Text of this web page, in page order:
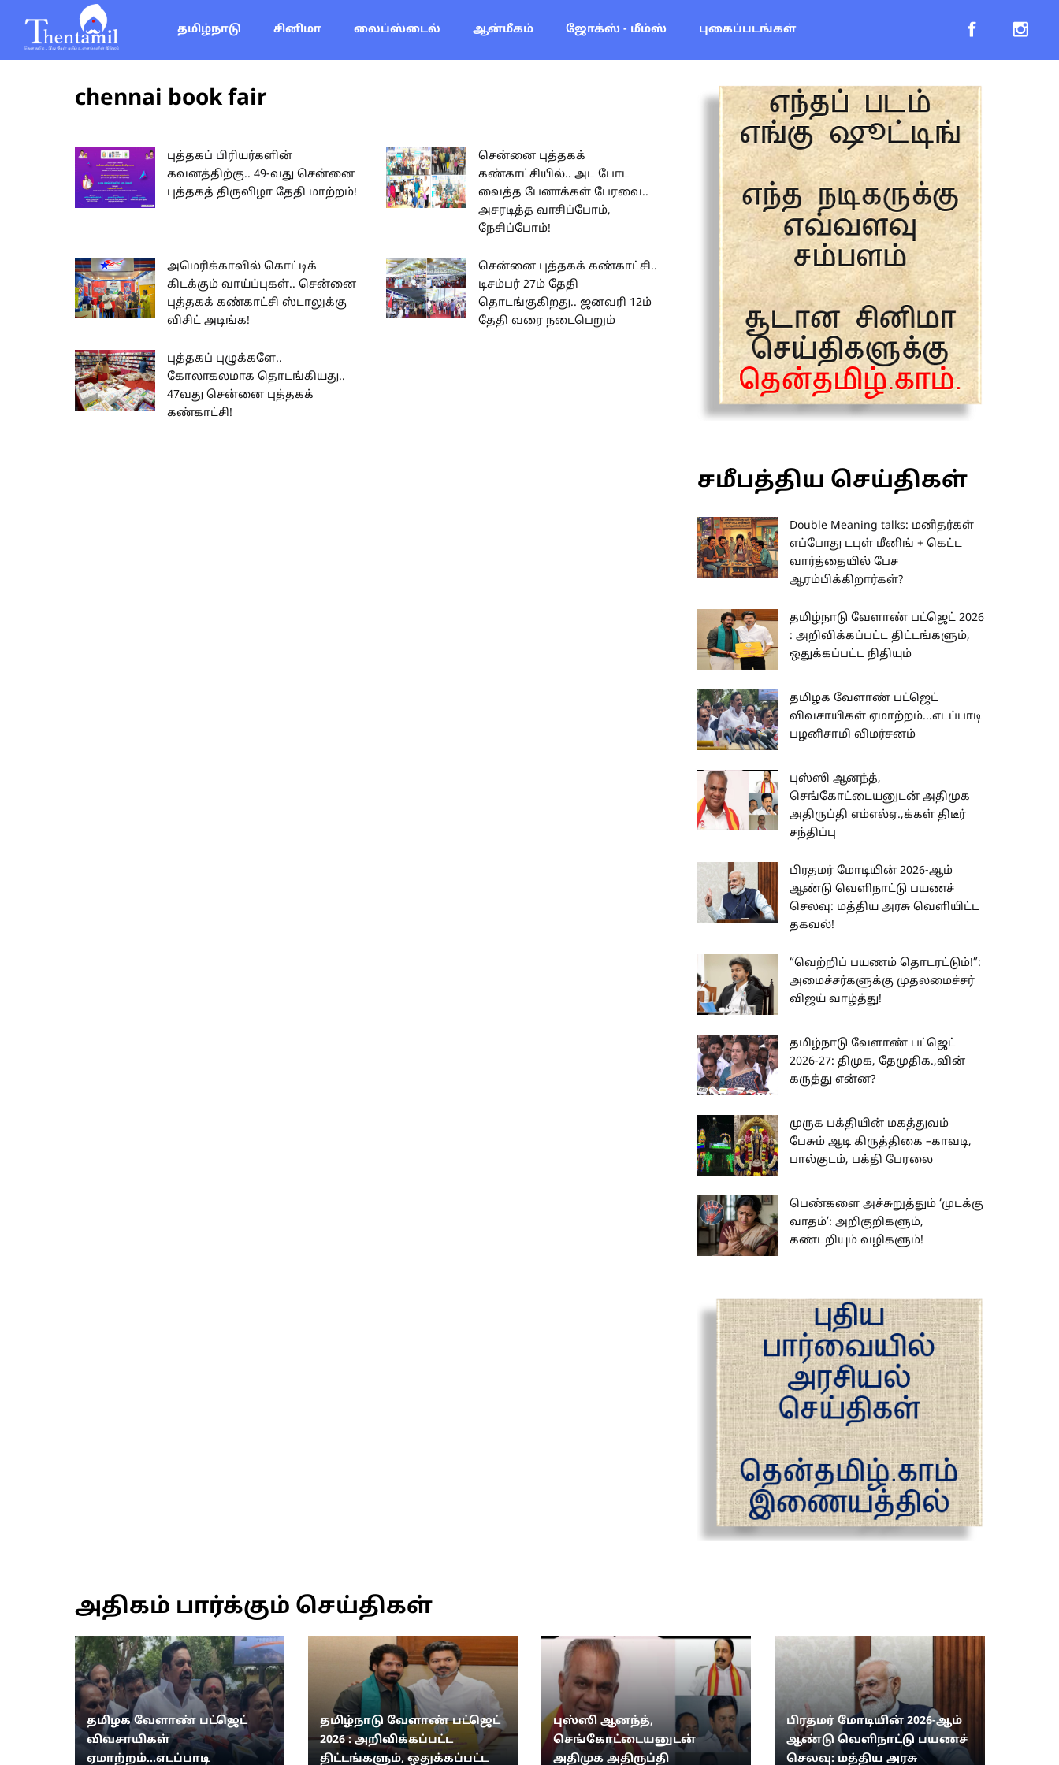
தமிழ்நாடு சினிமா லைப்ஸ்டைல் ஆன்மீகம் ஜோக்ஸ் - மீம்ஸ் புகைப்படங்கள்
chennai book fair
புத்தகப் பிரியர்களின்
கவனத்திற்கு.. 49-வது சென்னை
புத்தகத் திருவிழா தேதி மாற்றம்!
சென்னை புத்தகக்
கண்காட்சியில்.. அட போட
வைத்த பேனாக்கள் பேரவை..
அசரடித்த வாசிப்போம்,
நேசிப்போம்!
அமெரிக்காவில் கொட்டிக்
கிடக்கும் வாய்ப்புகள்.. சென்னை
புத்தகக் கண்காட்சி ஸ்டாலுக்கு
விசிட் அடிங்க!
சென்னை புத்தகக் கண்காட்சி..
டிசம்பர் 27ம் தேதி
தொடங்குகிறது.. ஜனவரி 12ம்
தேதி வரை நடைபெறும்
புத்தகப் புழுக்களே..
கோலாகலமாக தொடங்கியது..
47வது சென்னை புத்தகக்
கண்காட்சி!
சமீபத்திய செய்திகள்
Double Meaning talks: மனிதர்கள்
எப்போது டபுள் மீனிங் + கெட்ட
வார்த்தையில் பேச
ஆரம்பிக்கிறார்கள்?
தமிழ்நாடு வேளாண் பட்ஜெட் 2026
: அறிவிக்கப்பட்ட திட்டங்களும்,
ஒதுக்கப்பட்ட நிதியும்
தமிழக வேளாண் பட்ஜெட்
விவசாயிகள் ஏமாற்றம்...எடப்பாடி
பழனிசாமி விமர்சனம்
புஸ்ஸி ஆனந்த்,
செங்கோட்டையனுடன் அதிமுக
அதிருப்தி எம்எல்ஏ.,க்கள் திடீர்
சந்திப்பு
பிரதமர் மோடியின் 2026-ஆம்
ஆண்டு வெளிநாட்டு பயணச்
செலவு: மத்திய அரசு வெளியிட்ட
தகவல்!
“வெற்றிப் பயணம் தொடரட்டும்!”:
அமைச்சர்களுக்கு முதலமைச்சர்
விஜய் வாழ்த்து!
தமிழ்நாடு வேளாண் பட்ஜெட்
2026-27: திமுக, தேமுதிக.,வின்
கருத்து என்ன?
முருக பக்தியின் மகத்துவம்
பேசும் ஆடி கிருத்திகை –காவடி,
பால்குடம், பக்தி பேரலை
பெண்களை அச்சுறுத்தும் ‘முடக்கு
வாதம்’: அறிகுறிகளும்,
கண்டறியும் வழிகளும்!
அதிகம் பார்க்கும் செய்திகள்
தமிழக வேளாண் பட்ஜெட்
விவசாயிகள்
ஏமாற்றம்...எடப்பாடி
தமிழ்நாடு வேளாண் பட்ஜெட்
2026 : அறிவிக்கப்பட்ட
திட்டங்களும், ஒதுக்கப்பட்ட
புஸ்ஸி ஆனந்த்,
செங்கோட்டையனுடன்
அதிமுக அதிருப்தி
பிரதமர் மோடியின் 2026-ஆம்
ஆண்டு வெளிநாட்டு பயணச்
செலவு: மத்திய அரசு